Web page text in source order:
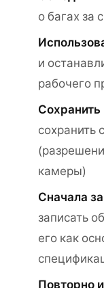
о багах за
и
рабочего
сохранить
камеры)
Сначала
записать
его как
Повторно